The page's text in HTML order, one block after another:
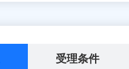
受理条件